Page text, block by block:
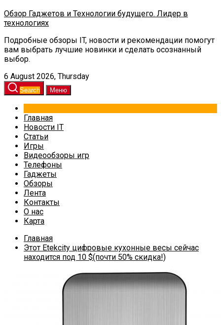
Обзор Гаджетов и Технологии будущего. Лидер в
технологиях
Подробные обзоры IT, новости и рекомендации помогут
вам выбрать лучшие новинки и сделать осознанный
выбор.
6 August 2026, Thursday
Search Меню
Главная
Новости IT
Статьи
Игры
Видеообзоры игр
Телефоны
Гаджеты
Обзоры
Лента
Контакты
О нас
Карта
Главная
Этот Etekcity цифровые кухонные весы сейчас
находится под 10 $(почти 50% скидка!)